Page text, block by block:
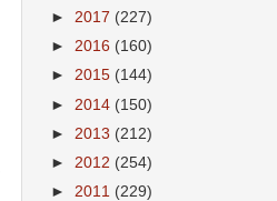
► 2017 (227)
► 2016 (160)
► 2015 (144)
► 2014 (150)
► 2013 (212)
► 2012 (254)
► 2011 (229)
सितम्बर 2008